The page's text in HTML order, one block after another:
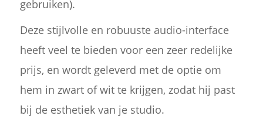
gebruiken).
Deze stijlvolle en robuuste audio-interface
heeft veel te bieden voor een zeer redelijke
prijs, en wordt geleverd met de optie om
hem in zwart of wit te krijgen, zodat hij past
bij de esthetiek van je studio.